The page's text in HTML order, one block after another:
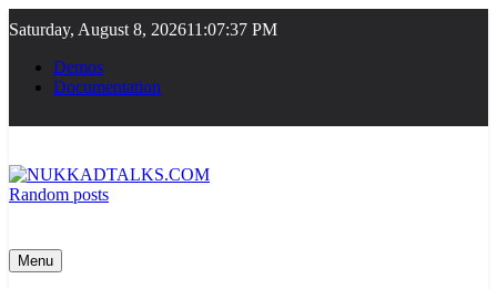
to
content
Saturday, August 8, 202611:07:37 PM
Demos
Documentation
Random posts
Menu